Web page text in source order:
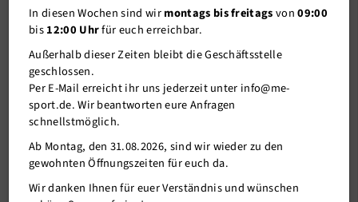
14.12.2017
Verantwortung
In diesen Wochen sind wirmontags bis freitagsvon09:00
bis12:00 Uhrfür euch erreichbar.
Außerhalb dieser Zeiten bleibt die Geschäftsstelle
geschlossen.
Per E-Mail erreicht ihr uns jederzeit unter info@me-
sport.de. Wir beantworten eure Anfragen
schnellstmöglich.
Ab Montag, den 31.08.2026, sind wir wieder zu den
gewohnten Öffnungszeiten für euch da.
Wir danken Ihnen für euer Verständnis und wünschen